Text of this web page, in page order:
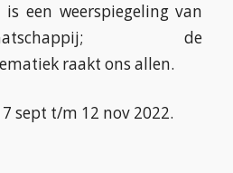
een weerspiegeling van
de
raakt ons allen.
sept t/m 12 nov 2022.